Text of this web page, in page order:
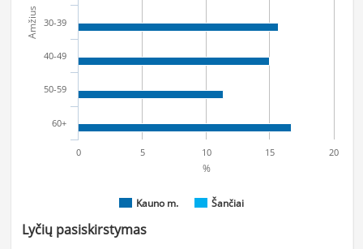
Amžius
%
Kauno m. Šančiai
30-39
40-49
50-59
60+
0 5 10 15 20
Lyčių pasiskirstymas